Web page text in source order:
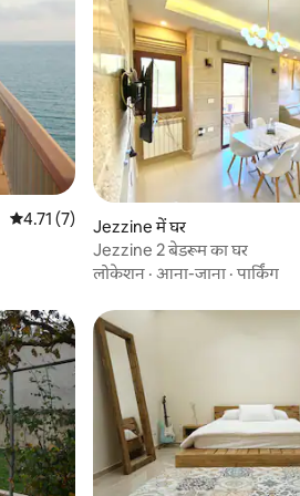
औसत रेटिंग 5 में से 4.71, 7 समीक्षाएँ
4.71 (7)
Jezzine में घर
Jezzine 2 बेडरूम का घर
लोकेशन · आना-जाना ·पार्किंग